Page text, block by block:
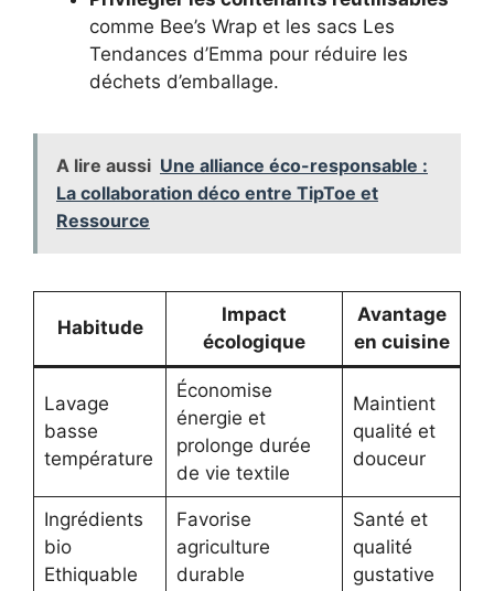
comme Bee’s Wrap et les sacs Les
Tendances d’Emma pour réduire les
déchets d’emballage.
A lire aussi Une alliance éco-responsable :
La collaboration déco entre TipToe et
Ressource
Habitude
Impact
écologique
Avantage
en cuisine
Lavage
basse
température
Économise
énergie et
prolonge durée
de vie textile
Maintient
qualité et
douceur
Ingrédients
bio
Ethiquable
Favorise
agriculture
durable
Santé et
qualité
gustative